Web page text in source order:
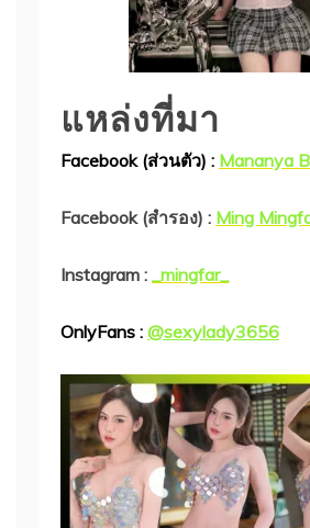
แหล่งที่มา
Facebook (ส่วนตัว) : Mananya
Facebook (สำรอง) : Ming
Instagram : _mingfar_
OnlyFans : @sexylady3656